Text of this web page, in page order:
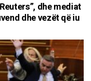
dhe mediat
dhe vezët që iu